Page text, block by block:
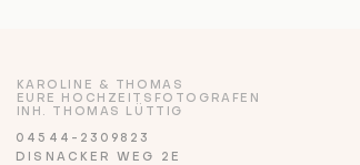
KAROLINE & THOMAS
EURE HOCHZEITSFOTOGRAFEN
INH. THOMAS LÜTTIG
04544-2309823
DISNACKER WEG 2E